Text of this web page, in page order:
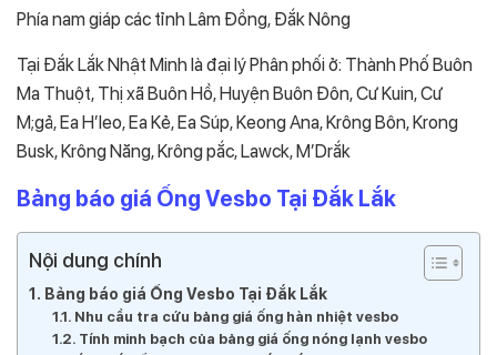
Phía nam giáp các tỉnh Lâm Đồng, Đắk Nông
Tại Đắk Lắk Nhật Minh là đại lý Phân phối ở: Thành Phố Buôn
Ma Thuột, Thị xã Buôn Hồ, Huyện Buôn Đôn, Cư Kuin, Cư
M;gả, Ea H’leo, Ea Kẻ, Ea Súp, Keong Ana, Krông Bôn, Krong
Busk, Krông Năng, Krông pắc, Lawck, M’Drắk
Bảng báo giá Ống Vesbo Tại Đắk Lắk
Nội dung chính
Bảng báo giá Ống Vesbo Tại Đắk Lắk
Nhu cầu tra cứu bảng giá ống hàn nhiệt vesbo
Tính minh bạch của bảng giá ống nóng lạnh vesbo